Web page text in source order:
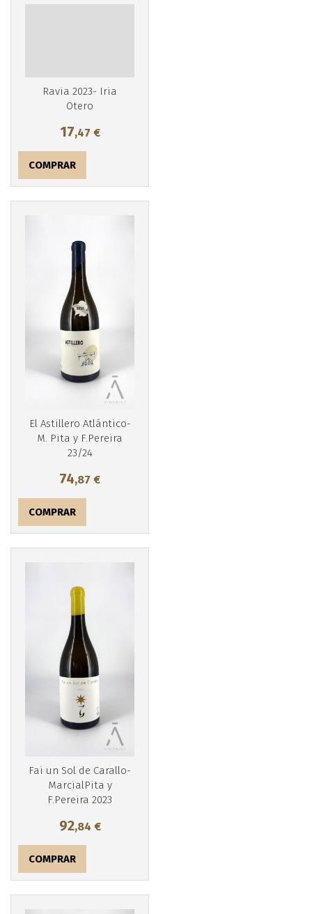
Ravia 2023- Iria
Otero
17,47 €
COMPRAR
El Astillero Atlántico-
M. Pita y F.Pereira
23/24
74,87 €
COMPRAR
Fai un Sol de Carallo-
MarcialPita y
F.Pereira 2023
92,84 €
COMPRAR
Más info
Más info